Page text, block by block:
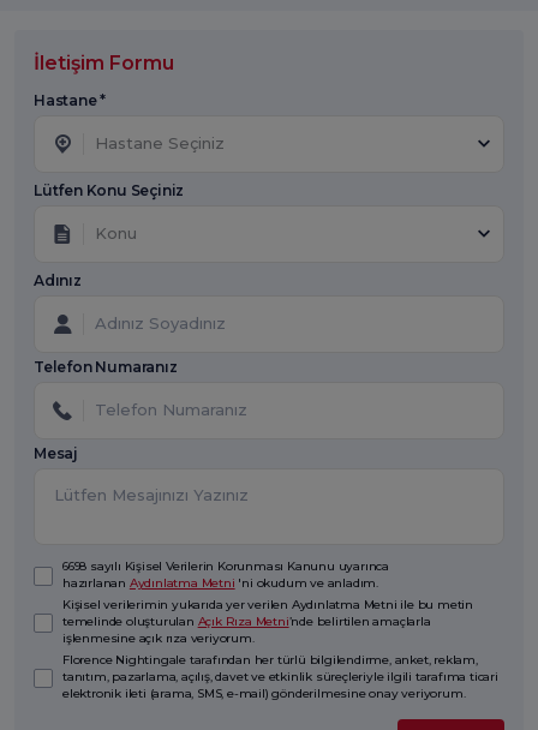
İletişim Formu
Hastane *
Hastane Seçiniz
Lütfen Konu Seçiniz
Konu
Adınız
Telefon Numaranız
Mesaj
6698 sayılı Kişisel Verilerin Korunması Kanunu uyarınca
hazırlanan Aydınlatma Metni 'ni okudum ve anladım.
Kişisel verilerimin yukarıda yer verilen Aydınlatma Metni ile bu metin
temelinde oluşturulan Açık Rıza Metni’nde belirtilen amaçlarla
işlenmesine açık rıza veriyorum.
Florence Nightingale tarafından her türlü bilgilendirme, anket, reklam,
tanıtım, pazarlama, açılış, davet ve etkinlik süreçleriyle ilgili tarafıma ticari
elektronik ileti (arama, SMS, e-mail) gönderilmesine onay veriyorum.